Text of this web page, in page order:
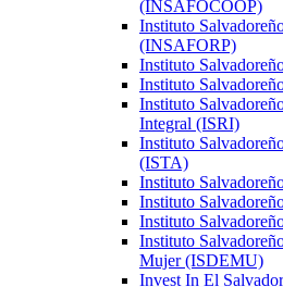
(INSAFOCOOP)
Instituto
(INSAFORP)
Instituto
Instituto
Instituto
Integral (ISRI)
Instituto
(ISTA)
Instituto
Instituto
Instituto
Instituto
Mujer (ISDEMU)
Invest In El Salvador